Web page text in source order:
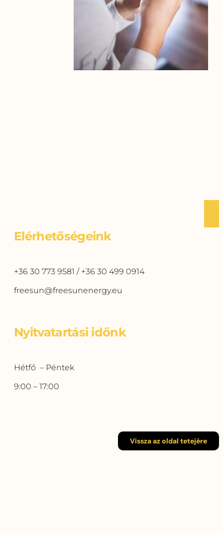
Elérhetőségeink
+36 30 773 9581 / +36 30 499 0914
freesun@freesunenergy.eu
Nyitvatartási időnk
Hétfő – Péntek
9:00 – 17:00
Vissza az oldal tetejére